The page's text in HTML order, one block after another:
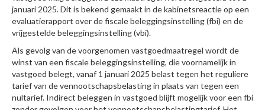
januari 2025. Dit is bekend gemaakt in de kabinetsreactie op een
evaluatierapport over de fiscale beleggingsinstelling (fbi) en de
vrijgestelde beleggingsinstelling (vbi).
Als gevolg van de voorgenomen vastgoedmaatregel wordt de
winst van een fiscale beleggingsinstelling, die voornamelijk in
vastgoed belegt, vanaf 1 januari 2025 belast tegen het reguliere
tarief van de vennootschapsbelasting in plaats van tegen een
nultarief. Indirect beleggen in vastgoed blijft mogelijk voor een fbi